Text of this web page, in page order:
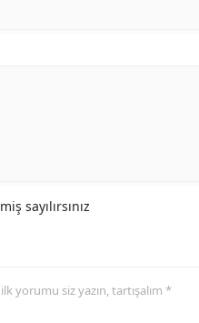
sayılırsınız
yorumu siz yazın, tartışalım *